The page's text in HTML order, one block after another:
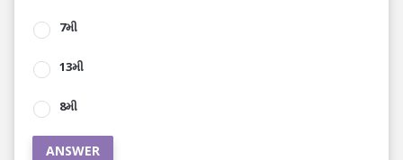
7મી
13મી
8મી
ANSWER